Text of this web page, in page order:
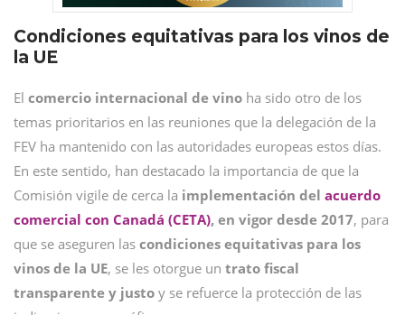
Condiciones equitativas para los vinos de
la UE
El comercio internacional de vino ha sido otro de los
temas prioritarios en las reuniones que la delegación de la
FEV ha mantenido con las autoridades europeas estos días.
En este sentido, han destacado la importancia de que la
Comisión vigile de cerca la implementación del acuerdo
comercial con Canadá (CETA), en vigor desde 2017, para
que se aseguren las condiciones equitativas para los
vinos de la UE, se les otorgue un trato fiscal
transparente y justo y se refuerce la protección de las